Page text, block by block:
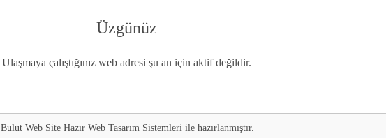
Üzgünüz
Ulaşmaya çalıştığınız web adresi şu an için aktif değildir.
Bulut Web Site Hazır Web Tasarım Sistemleri ile hazırlanmıştır.